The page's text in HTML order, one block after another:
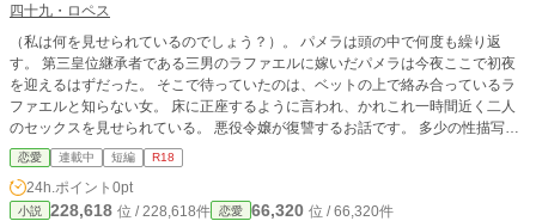
四十九・ロペス
（私は何を見せられているのでしょう？）。 パメラは頭の中で何度も繰り返
す。 第三皇位継承者である三男のラファエルに嫁いだパメラは今夜ここで初夜
を迎えるはずだった。 そこで待っていたのは、ベットの上で絡み合っているラ
ファエルと知らない女。 床に正座するように言われ、かれこれ一時間近く二人
のセックスを見せられている。 悪役令嬢が復讐するお話です。 多少の性描写が
あるのでR1８作品となります。苦手な方はご注意ください。 ヒロイン視点で書
いてみました。 基本毎日更新の短編予定です。 お気軽に感想お待ちしておりま
す。また誤字等ありましたら感想に書いてもらえると助かります。
恋愛 連載中 短編 R18
24h.ポイント 0pt
小説 228,618 位 / 228,618件 恋愛 66,320 位 / 66,320件